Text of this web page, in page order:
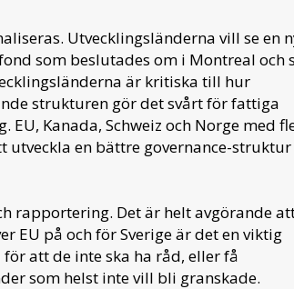
Utvecklingsländerna vill se en
som beslutades om i Montreal och
är kritiska till hur
strukturen gör det svårt för fattiga
Kanada, Schweiz och Norge med
utveckla en bättre governance-struktur
rapportering. Det är helt avgörande
EU på och för Sverige är det en viktig
att de inte ska ha råd, eller få
som helst inte vill bli granskade.